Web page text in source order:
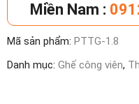
xanh
dài
1m8
Miền Nam :
Mã sản phẩm: PTTG-1.8
Danh mục: Ghế công viên,